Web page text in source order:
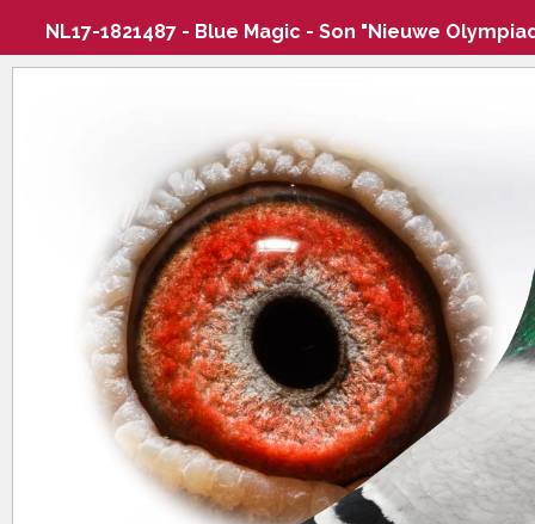
NL17-1821487 - Blue Magic - Son "Nieuwe